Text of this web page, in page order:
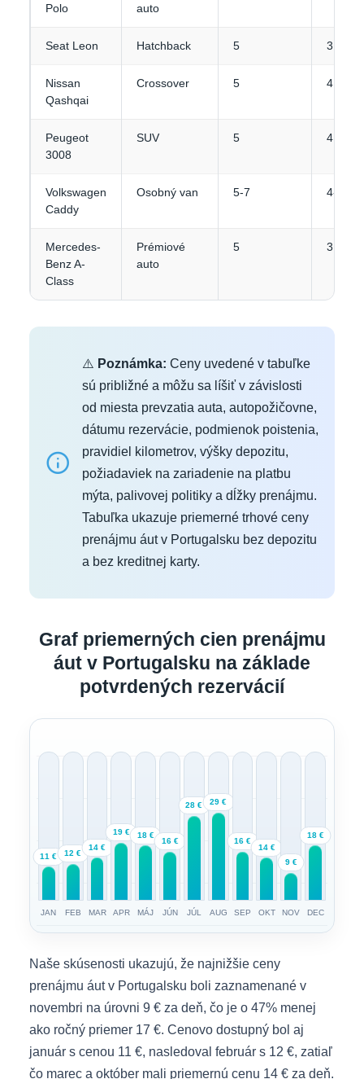
Polo
auto
Seat Leon Hatchback 5 3
Nissan
Qashqai
Crossover 5 4
Peugeot
3008
SUV 5 4
Volkswagen
Caddy
Osobný van 5-7 4-5
Mercedes-
Benz A-
Class
Prémiové
auto
5 3
⚠️ Poznámka: Ceny uvedené v tabuľke
sú približné a môžu sa líšiť v závislosti
od miesta prevzatia auta, autopožičovne,
dátumu rezervácie, podmienok poistenia,
pravidiel kilometrov, výšky depozitu,
požiadaviek na zariadenie na platbu
mýta, palivovej politiky a dĺžky prenájmu.
Tabuľka ukazuje priemerné trhové ceny
prenájmu áut v Portugalsku bez depozitu
a bez kreditnej karty.
Graf priemerných cien prenájmu
áut v Portugalsku na základe
potvrdených rezervácií
11 €
JAN
12 €
FEB
14 €
MAR
19 €
APR
18 €
MÁJ
16 €
JÚN
28 €
JÚL
29 €
AUG
16 €
SEP
14 €
OKT
9 €
NOV
18 €
DEC
Naše skúsenosti ukazujú, že najnižšie ceny
prenájmu áut v Portugalsku boli zaznamenané v
novembri na úrovni 9 € za deň, čo je o 47% menej
ako ročný priemer 17 €. Cenovo dostupný bol aj
január s cenou 11 €, nasledoval február s 12 €, zatiaľ
čo marec a október mali priemernú cenu 14 € za deň.